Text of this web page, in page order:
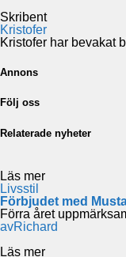
Skribent
Kristofer
Kristofer har bevakat
Annons
Följ oss
Relaterade nyheter
Läs mer
Livsstil
Förbjudet med
Förra året
avRichard
Läs mer